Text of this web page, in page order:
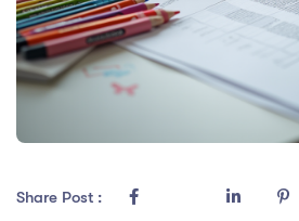
Share Post :